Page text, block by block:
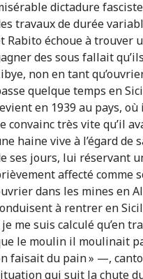
dictadure
travaux de durée
Rabito échoue à trouver
des sous fallait
non en tant
quelque temps en
en 1939 au pays,
convainc très vite qu’il
haine vive à l’égard
ses jours, lui réservant
affecté comme
dans les mines en
à rentrer en
je me suis calculé qu’en
le moulin il moulinait
faisait du pain » —,
qui suit la chute